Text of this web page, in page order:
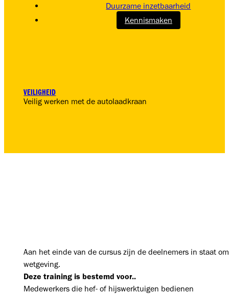
Duurzame inzetbaarheid
Kennismaken
VEILIGHEID
Veilig werken met de autolaadkraan
Aan het einde van de cursus zijn de deelnemers in staat
wetgeving.
Deze training is bestemd voor..
Medewerkers die hef- of hijswerktuigen bedienen